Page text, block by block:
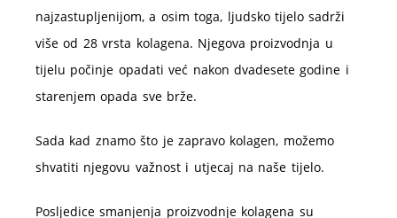
najzastupljenijom, a osim toga, ljudsko tijelo sadrži
više od 28 vrsta kolagena. Njegova proizvodnja u
tijelu počinje opadati već nakon dvadesete godine i
starenjem opada sve brže.
Sada kad znamo što je zapravo kolagen, možemo
shvatiti njegovu važnost i utjecaj na naše tijelo.
Posljedice smanjenja proizvodnje kolagena su